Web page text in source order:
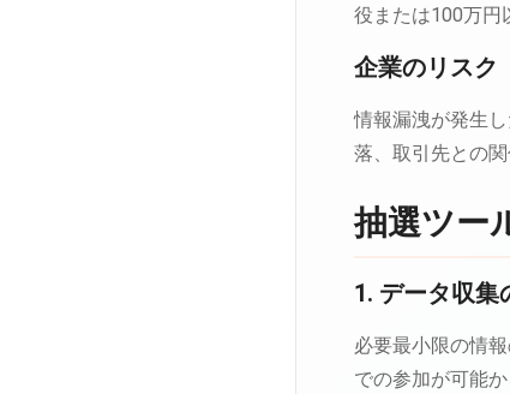
役または100万円
企業のリスク
情報漏洩が発生
落、取引先との
抽選ツー
1. データ収集
必要最小限の情
での参加が可能か